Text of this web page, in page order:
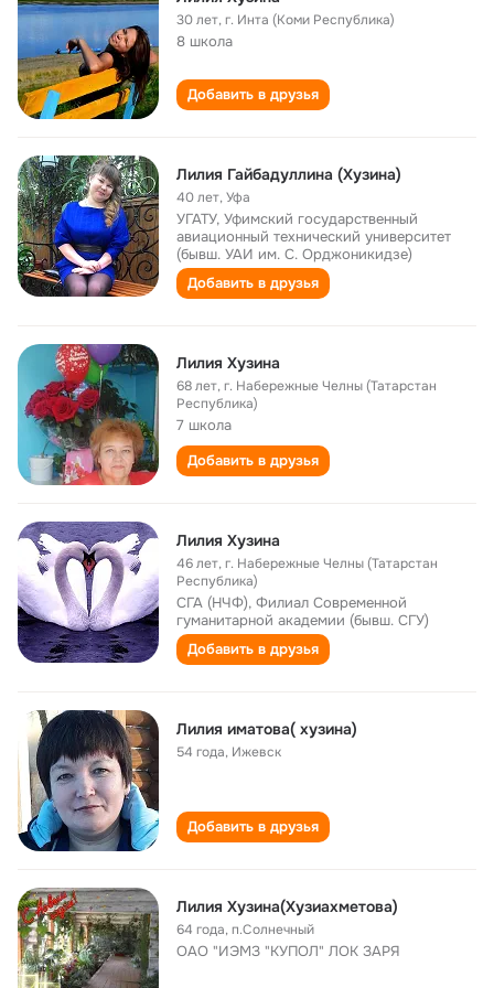
30 лет,г. Инта (Коми Республика)
8 школа
Добавить в друзья
Лилия Гайбадуллина (Хузина)
40 лет,Уфа
УГАТУ, Уфимский государственный
авиационный технический университет
(бывш. УАИ им. С. Орджоникидзе)
Добавить в друзья
Лилия Хузина
68 лет,г. Набережные Челны (Татарстан
Республика)
7 школа
Добавить в друзья
Лилия Хузина
46 лет,г. Набережные Челны (Татарстан
Республика)
СГА (НЧФ), Филиал Современной
гуманитарной академии (бывш. СГУ)
Добавить в друзья
Лилия иматова( хузина)
54 года, Ижевск
Добавить в друзья
Лилия Хузина(Хузиахметова)
64 года,п.Солнечный
ОАО "ИЭМЗ "КУПОЛ" ЛОК ЗАРЯ